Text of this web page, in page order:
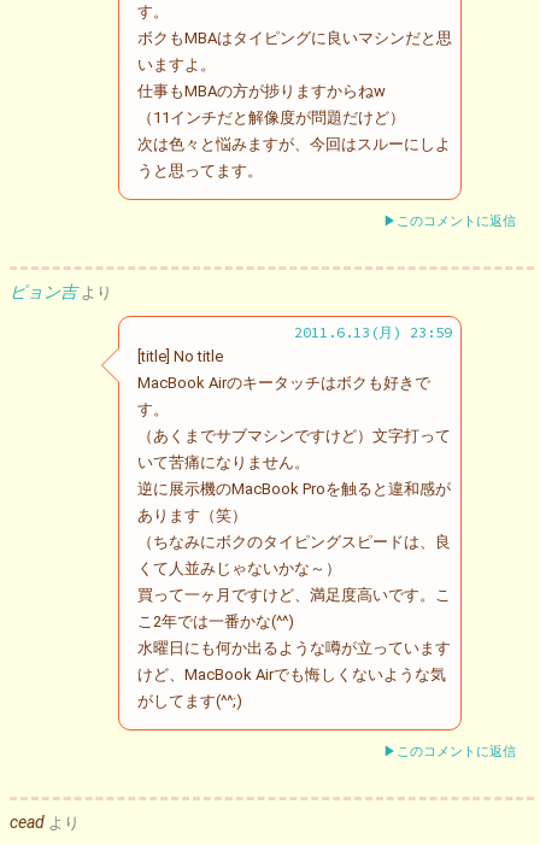
す。
ボクもMBAはタイピングに良いマシンだと思
いますよ。
仕事もMBAの方が捗りますからねw
（11インチだと解像度が問題だけど）
次は色々と悩みますが、今回はスルーにしよ
うと思ってます。
▶このコメントに返信
ピョン吉 より
2011.6.13(月) 23:59
[title] No title
MacBook Airのキータッチはボクも好きで
す。
（あくまでサブマシンですけど）文字打って
いて苦痛になりません。
逆に展示機のMacBook Proを触ると違和感が
あります（笑）
（ちなみにボクのタイピングスピードは、良
くて人並みじゃないかな～）
買って一ヶ月ですけど、満足度高いです。こ
こ2年では一番かな(^^)
水曜日にも何か出るような噂が立っています
けど、MacBook Airでも悔しくないような気
がしてます(^^;)
▶このコメントに返信
cead より